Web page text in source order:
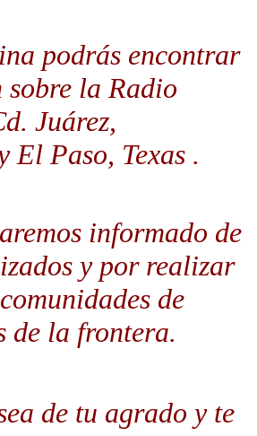
podrás encontrar
la Radio
Juárez,
El Paso, Texas .
informado de
y por realizar
de
de la frontera.
de tu agrado y te